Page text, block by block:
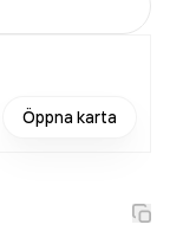
Öppna karta